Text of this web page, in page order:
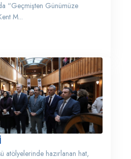
“Geçmişten Günümüze
M...
atölyelerinde hazırlanan hat,